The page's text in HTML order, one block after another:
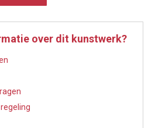
over dit kunstwerk?